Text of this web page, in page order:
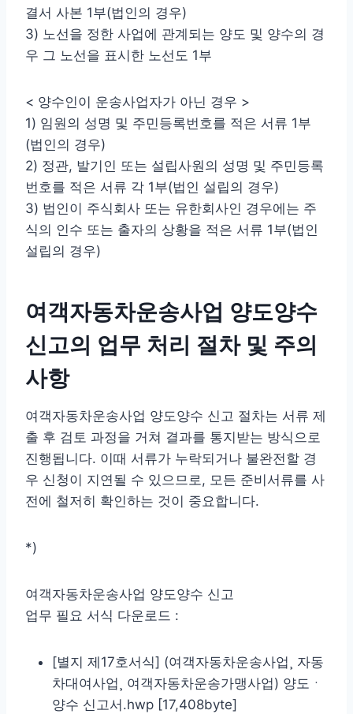
결서 사본 1부(법인의 경우)
3) 노선을 정한 사업에 관계되는 양도 및 양수의 경
우 그 노선을 표시한 노선도 1부
< 양수인이 운송사업자가 아닌 경우 >
1) 임원의 성명 및 주민등록번호를 적은 서류 1부
(법인의 경우)
2) 정관, 발기인 또는 설립사원의 성명 및 주민등록
번호를 적은 서류 각 1부(법인 설립의 경우)
3) 법인이 주식회사 또는 유한회사인 경우에는 주
식의 인수 또는 출자의 상황을 적은 서류 1부(법인
설립의 경우)
여객자동차운송사업 양도양수
신고의 업무 처리 절차 및 주의
사항
여객자동차운송사업 양도양수 신고 절차는 서류 제
출 후 검토 과정을 거쳐 결과를 통지받는 방식으로
진행됩니다. 이때 서류가 누락되거나 불완전할 경
우 신청이 지연될 수 있으므로, 모든 준비서류를 사
전에 철저히 확인하는 것이 중요합니다.
*)
여객자동차운송사업 양도양수 신고
업무 필요 서식 다운로드 :
[별지 제17호서식] (여객자동차운송사업¸ 자동
차대여사업¸ 여객자동차운송가맹사업) 양도ㆍ
양수 신고서.hwp [17,408byte]